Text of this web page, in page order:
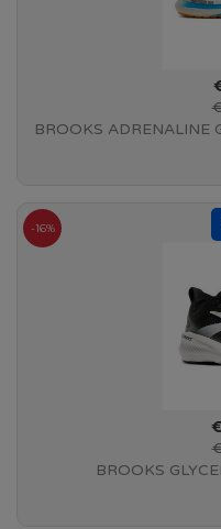
BROOKS
-16%
BROOKS
Black/Grey/